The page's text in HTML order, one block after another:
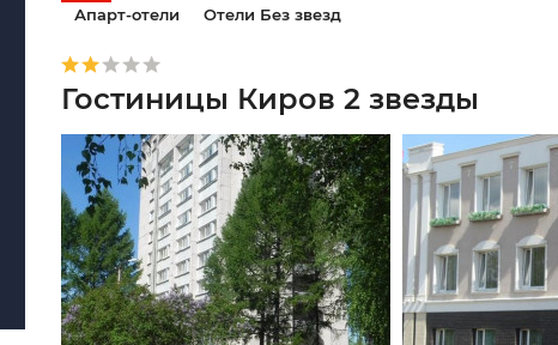
Апарт-отели
Отели Без звезд
Гостиницы Киров 2 звезды